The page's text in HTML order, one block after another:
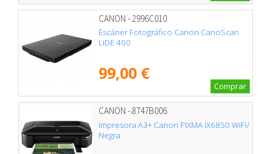
CANON - 2996C010
Escáner Fotográfico Canon CanoScan
LiDE 400
99,00 €
Comprar
CANON - 8747B006
Impresora A3+ Canon PIXMA IX6850 WiFi/
Negra